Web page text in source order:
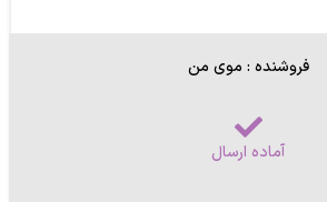
فروشنده : موی من
آماده ارسال